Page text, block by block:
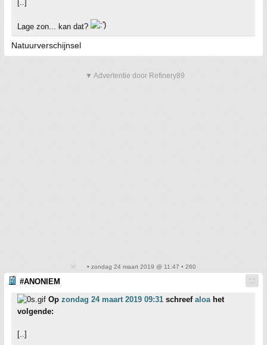
[..]
Lage zon... kan dat?
Natuurverschijnsel
▼ Advertentie door Refinery89
• zondag 24 maart 2019 @ 11:47 • 260
#ANONIEM
Op zondag 24 maart 2019 09:31 schreef aloahet
volgende:
[..]